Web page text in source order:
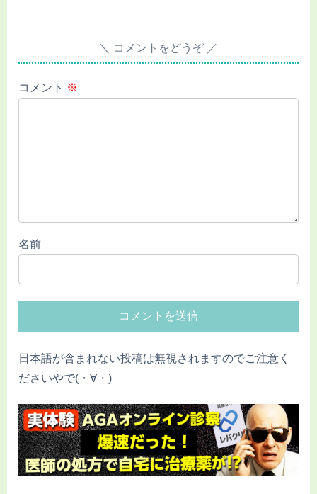
コメントをどうぞ
コメント ※
名前
日本語が含まれない投稿は無視されますのでご注意く
ださいやで(・∀・)